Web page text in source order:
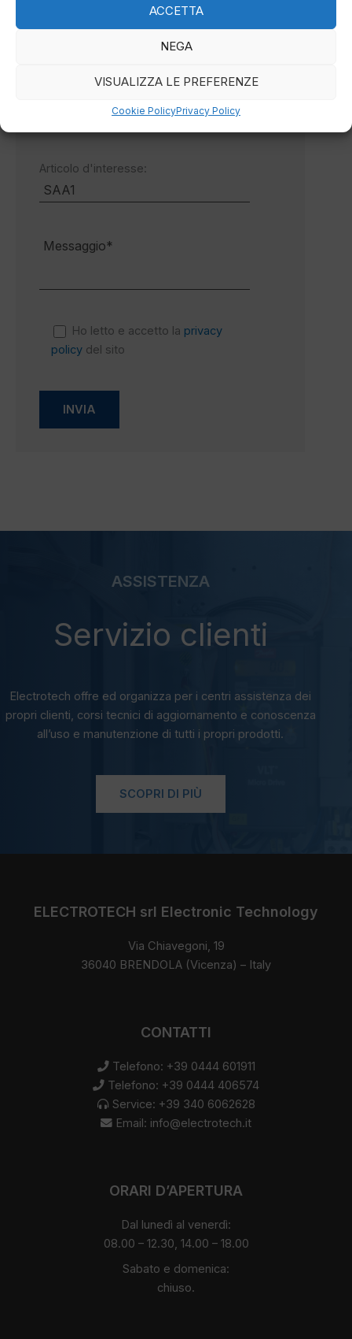
ACCETTA
NEGA
VISUALIZZA LE PREFERENZE
Cookie PolicyPrivacy Policy
Articolo d'interesse:
Ho letto e accetto la privacy
policydel sito
ASSISTENZA
Servizio clienti
Electrotech offre ed organizza per i centri assistenza dei
propri clienti, corsi tecnici di aggiornamento e conoscenza
all’uso e manutenzione di tutti i propri prodotti.
SCOPRI DI PIÙ
ELECTROTECH srl Electronic Technology
Via Chiavegoni, 19
36040 BRENDOLA (Vicenza) – Italy
CONTATTI
Telefono: +39 0444 601911
Telefono: +39 0444 406574
Service: +39 340 6062628
Email: info@electrotech.it
ORARI D’APERTURA
Dal lunedì al venerdì:
08.00 – 12.30, 14.00 – 18.00
Sabato e domenica:
chiuso.